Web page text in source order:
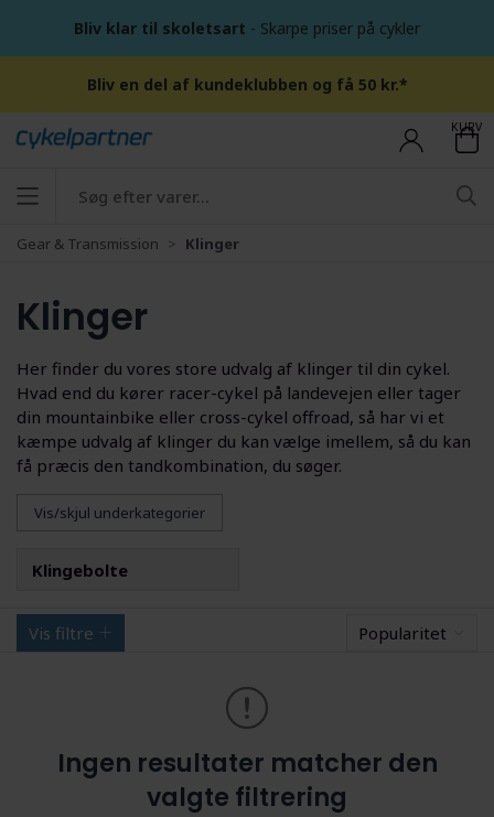
Bliv klar til skoletsart - Skarpe priser på cykler
Bliv en del af kundeklubben og få 50 kr.*
KURV
Gear & Transmission Klinger
Klinger
Her finder du vores store udvalg af klinger til din cykel.
Hvad end du kører racer-cykel på landevejen eller tager
din mountainbike eller cross-cykel offroad, så har vi et
kæmpe udvalg af klinger du kan vælge imellem, så du kan
få præcis den tandkombination, du søger.
Vis/skjul underkategorier
Klingebolte
Vis filtre Popularitet
Ingen resultater matcher den
valgte filtrering